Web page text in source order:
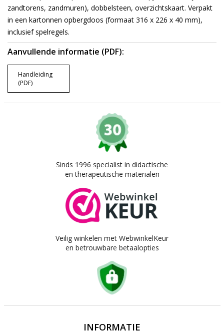
zandtorens, zandmuren), dobbelsteen, overzichtskaart. Verpakt
in een kartonnen opbergdoos (formaat 316 x 226 x 40 mm),
inclusief spelregels.
Aanvullende informatie (PDF):
Handleiding
(PDF)
Sinds 1996 specialist in didactische
en therapeutische materialen
Veilig winkelen met WebwinkelKeur
en betrouwbare betaalopties
INFORMATIE